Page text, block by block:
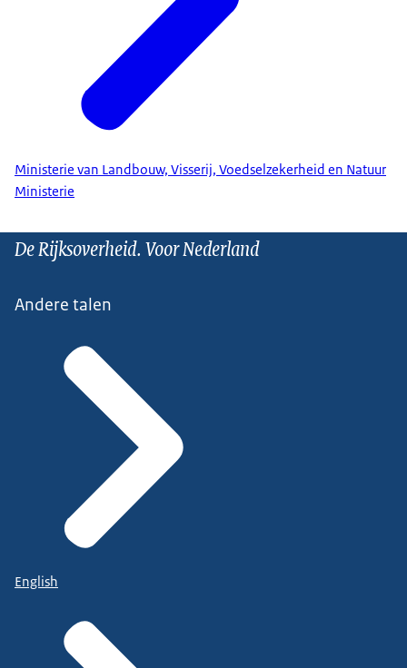
Ministerie van Landbouw, Visserij, Voedselzekerheid en Natuur
Ministerie
De Rijksoverheid. Voor Nederland
Andere talen
English